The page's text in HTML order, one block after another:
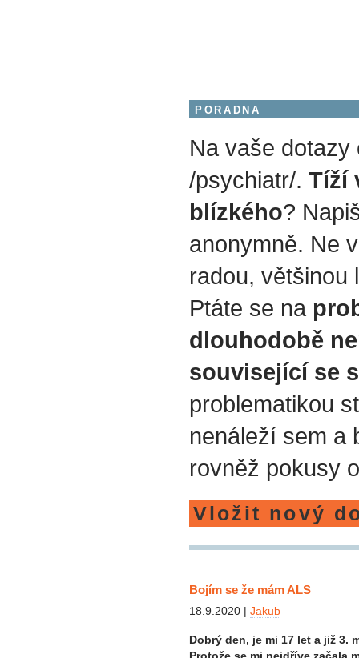
PORADNA
Na vaše dotazy
/psychiatr/. Tíží
blízkého?
anonymně. Ne
radou, většinou
Ptáte se na
dlouhodobě
související se
problematikou
nenáleží sem a
rovněž pokusy
Vložit nový
Bojím se že mám ALS
18.9.2020 | Jakub
Dobrý den, je mi 17 let a již 3.